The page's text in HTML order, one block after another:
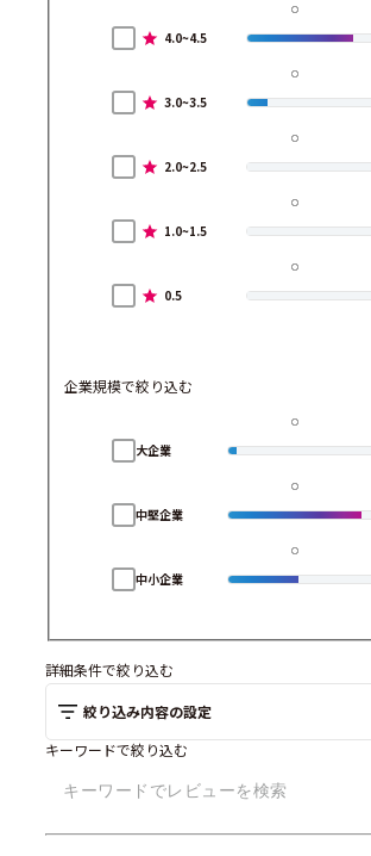
4.0~4.5
3.0~3.5
2.0~2.5
1.0~1.5
0.5
企業規模で絞り込む
大企業
中堅企業
中小企業
詳細条件で絞り込む
絞り込み内容の設定
キーワードで絞り込む